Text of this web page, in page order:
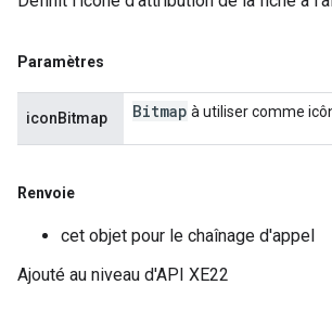
Paramètres
iconBitmap Bitmap à utiliser comme
Renvoie
cet objet pour le chaînage d'appel
Ajouté au niveau d'API XE22